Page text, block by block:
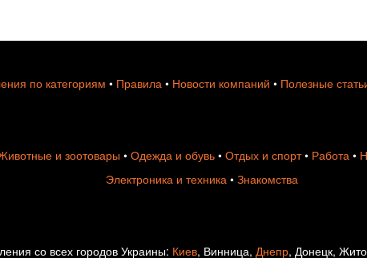
по категориям • Правила • Новости компаний • Полезные
и зоотовары • Одежда и обувь • Отдых и спорт• Работа •
Электроника и техника • Знакомства
со всех городов Украины: Киев, Винница, Днепр, Донецк,